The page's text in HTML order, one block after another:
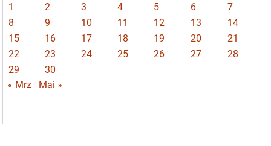
1 2 3 4 5 6
7
8
9 10 11 12 13
14
15
16 17 18 19 20
21
22
23 24 25 26 27
28
29
30
« Mrz
Mai »